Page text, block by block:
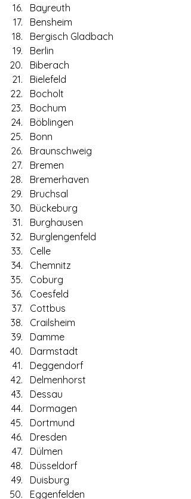
Bayreuth
Bensheim
Bergisch Gladbach
Berlin
Biberach
Bielefeld
Bocholt
Bochum
Böblingen
Bonn
Braunschweig
Bremen
Bremerhaven
Bruchsal
Bückeburg
Burghausen
Burglengenfeld
Celle
Chemnitz
Coburg
Coesfeld
Cottbus
Crailsheim
Damme
Darmstadt
Deggendorf
Delmenhorst
Dessau
Dormagen
Dortmund
Dresden
Dülmen
Düsseldorf
Duisburg
Eggenfelden